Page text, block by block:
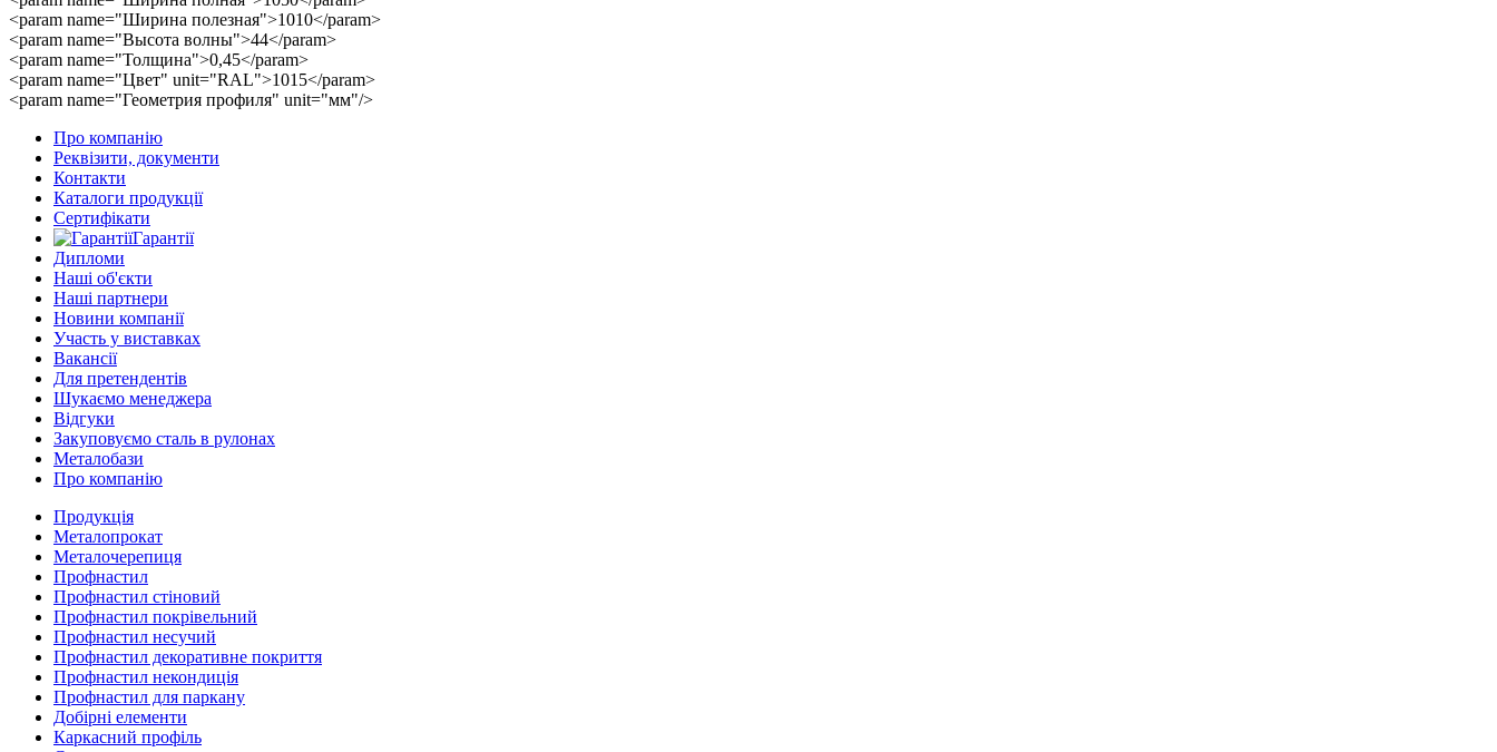
<param name="Ширина полезная">1010</param>
<param name="Высота волны">44</param>
<param name="Толщина">0,45</param>
<param name="Цвет" unit="RAL">1015</param>
<param name="Геометрия профиля" unit="мм"/>
Про компанію
Реквізити, документи
Контакти
Каталоги продукції
Сертифікати
Гарантії
Дипломи
Наші об'єкти
Наші партнери
Новини компанії
Участь у виставках
Вакансії
Для претендентів
Шукаємо менеджера
Відгуки
Закуповуємо сталь в рулонах
Металобази
Про компанію
Продукція
Металопрокат
Металочерепиця
Профнастил
Профнастил стіновий
Профнастил покрівельний
Профнастил несучий
Профнастил декоративне покриття
Профнастил некондиція
Профнастил для паркану
Добірні елементи
Каркасний профіль